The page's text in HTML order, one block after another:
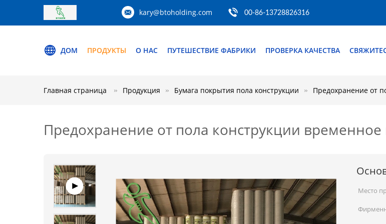
kary@btoholding.com 00-86-13728826316
ДОМ ПРОДУКТЫ О НАС ПУТЕШЕСТВИЕ ФАБРИКИ ПРОВЕРКА КАЧЕСТВА
Главная страница Продукция Бумага покрытия пола конструкции Предохранение от
Предохранение от пола конструкции
Место